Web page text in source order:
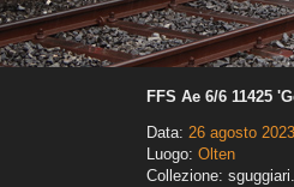
FFS Ae 6/6 11425
Data: 26 agosto 2023
Luogo: Olten
Collezione: